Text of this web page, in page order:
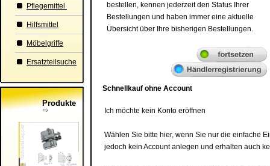
Pflegemittel
Hilfsmittel
Möbelgriffe
Ersatzteilsuche
Produkte
bestellen, kennen jederzeit den Status Ihrer
Bestellungen und haben immer eine aktuelle
Übersicht über Ihre bisherigen Bestellungen.
Schnellkauf ohne Account
Ich möchte kein Konto eröffnen
Wählen Sie bitte hier, wenn Sie nur die einfache
jedoch kein Account anlegen und erhalten auch